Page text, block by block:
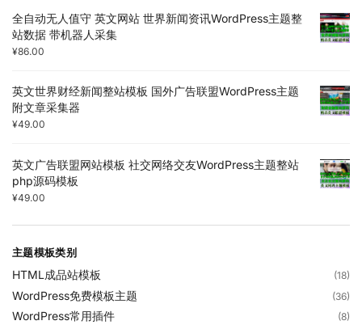
全自动无人值守 英文网站 世界新闻资讯WordPress主题整
站数据 带机器人采集
¥86.00
英文世界财经新闻整站模板 国外广告联盟WordPress主题
附文章采集器
¥49.00
英文广告联盟网站模板 社交网络交友WordPress主题整站
php源码模板
¥49.00
主题模板类别
HTML成品站模板 (18)
WordPress免费模板主题 (36)
WordPress常用插件 (8)